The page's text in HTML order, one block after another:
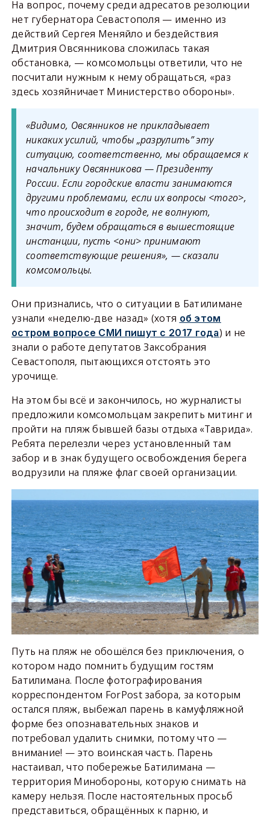
На вопрос, почему среди адресатов резолюции
нет губернатора Севастополя — именно из
действий Сергея Меняйло и бездействия
Дмитрия Овсянникова сложилась такая
обстановка, — комсомольцы ответили, что не
посчитали нужным к нему обращаться, «раз
здесь хозяйничает Министерство обороны».
«Видимо, Овсянников не прикладывает
никаких усилий, чтобы „разрулить” эту
ситуацию, соответственно, мы обращаемся к
начальнику Овсянникова — Президенту
России. Если городские власти занимаются
другими проблемами, если их вопросы <того>,
что происходит в городе, не волнуют,
значит, будем обращаться в вышестоящие
инстанции, пусть <они> принимают
соответствующие решения», — сказали
комсомольцы.
Они признались, что о ситуации в Батилимане
узнали «неделю-две назад» (хотя об этом
остром вопросе СМИ пишут с 2017 года) и не
знали о работе депутатов Заксобрания
Севастополя, пытающихся отстоять это
урочище.
На этом бы всё и закончилось, но журналисты
предложили комсомольцам закрепить митинг и
пройти на пляж бывшей базы отдыха «Таврида».
Ребята перелезли через установленный там
забор и в знак будущего освобождения берега
водрузили на пляже флаг своей организации.
Путь на пляж не обошёлся без приключения, о
котором надо помнить будущим гостям
Батилимана. После фотографирования
корреспондентом ForPost забора, за которым
остался пляж, выбежал парень в камуфляжной
форме без опознавательных знаков и
потребовал удалить снимки, потому что —
внимание! — это воинская часть. Парень
настаивал, что побережье Батилимана —
территория Минобороны, которую снимать на
камеру нельзя. После настоятельных просьб
представиться, обращённых к парню, и